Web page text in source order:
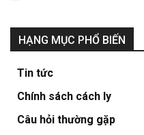
HẠNG MỤC PHỔ BIẾN
Tin tức
Chính sách cách ly
Câu hỏi thường gặp